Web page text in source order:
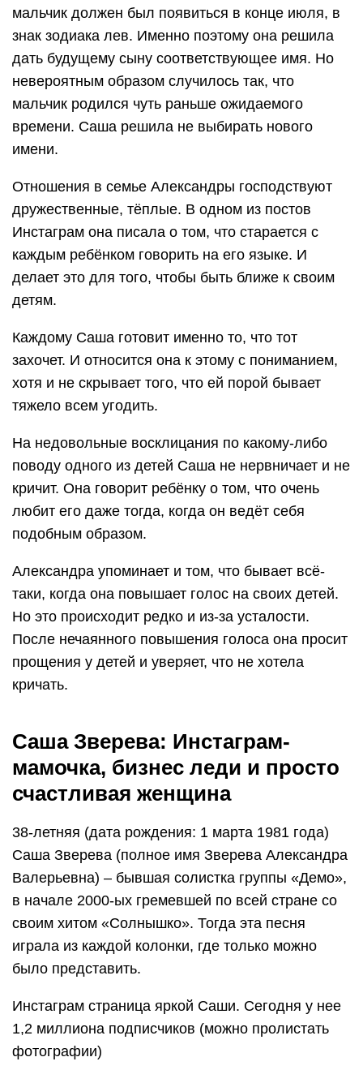
мальчик должен был появиться в конце июля, в
знак зодиака лев. Именно поэтому она решила
дать будущему сыну соответствующее имя. Но
невероятным образом случилось так, что
мальчик родился чуть раньше ожидаемого
времени. Саша решила не выбирать нового
имени.
Отношения в семье Александры господствуют
дружественные, тёплые. В одном из постов
Инстаграм она писала о том, что старается с
каждым ребёнком говорить на его языке. И
делает это для того, чтобы быть ближе к своим
детям.
Каждому Саша готовит именно то, что тот
захочет. И относится она к этому с пониманием,
хотя и не скрывает того, что ей порой бывает
тяжело всем угодить.
На недовольные восклицания по какому-либо
поводу одного из детей Саша не нервничает и не
кричит. Она говорит ребёнку о том, что очень
любит его даже тогда, когда он ведёт себя
подобным образом.
Александра упоминает и том, что бывает всё-
таки, когда она повышает голос на своих детей.
Но это происходит редко и из-за усталости.
После нечаянного повышения голоса она просит
прощения у детей и уверяет, что не хотела
кричать.
Саша Зверева: Инстаграм-
мамочка, бизнес леди и просто
счастливая женщина
38-летняя (дата рождения: 1 марта 1981 года)
Саша Зверева (полное имя Зверева Александра
Валерьевна) – бывшая солистка группы «Демо»,
в начале 2000-ых гремевшей по всей стране со
своим хитом «Солнышко». Тогда эта песня
играла из каждой колонки, где только можно
было представить.
Инстаграм страница яркой Саши. Сегодня у нее
1,2 миллиона подписчиков (можно пролистать
фотографии)